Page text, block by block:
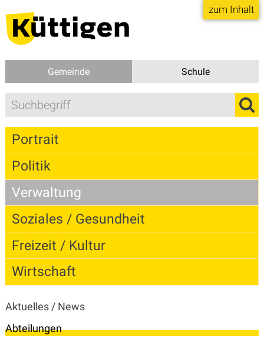
zum Inhalt
Gemeinde Schule
Suchbegriff
Hauptnavigation
Portrait
Politik
Verwaltung
Soziales / Gesundheit
Freizeit / Kultur
Wirtschaft
Aktuelles / News
Abteilungen